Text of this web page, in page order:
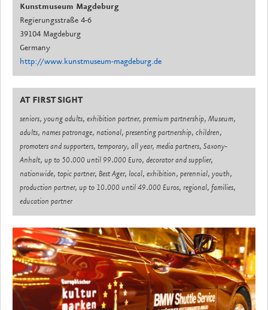
Kunstmuseum Magdeburg
Regierungsstraße 4-6
39104 Magdeburg
Germany
http://www.kunstmuseum-magdeburg.de
AT FIRST SIGHT
seniors, young adults, exhibition partner, premium partnership, Museum,
adults, names patronage, national, presenting partnership, children,
promoters and supporters, temporary, all year, media partners, Saxony-
Anhalt, up to 50.000 until 99.000 Euro, decorator and supplier,
nationwide, topic partner, Best Ager, local, exhibition, perennial, youth,
production partner, up to 10.000 until 49.000 Euros, regional, families,
education partner